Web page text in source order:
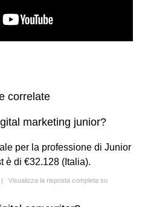
correlate
marketing junior?
per la professione di Junior
è di €32.128 (Italia).
| Visualizza la risposta completa su